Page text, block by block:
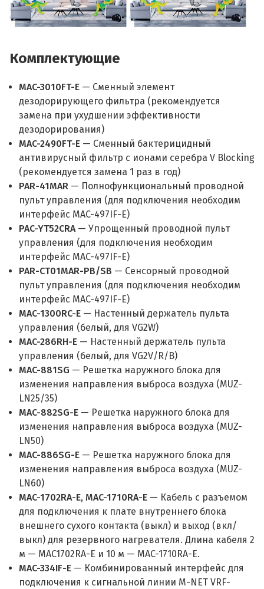
Комплектующие
MAC-3010FT-E — Сменный элемент
дезодорирующего фильтра (рекомендуется
замена при ухудшении эффективности
дезодорирования)
MAC-2490FT-E — Сменный бактерицидный
антивирусный фильтр с ионами серебра V Blocking
(рекомендуется замена 1 раз в год)
PAR-41MAR — Полнофункциональный проводной
пульт управления (для подключения необходим
интерфейс MAC-497IF-E)
PAC-YT52CRA — Упрощенный проводной пульт
управления (для подключения необходим
интерфейс MAC-497IF-E)
PAR-CT01MAR-PB/SB — Сенсорный проводной
пульт управления (для подключения необходим
интерфейс MAC-497IF-E)
MAC-1300RC-E — Настенный держатель пульта
управления (белый, для VG2W)
MAC-286RH-E — Настенный держатель пульта
управления (белый, для VG2V/R/B)
MAC-881SG — Решетка наружного блока для
изменения направления выброса воздуха (MUZ-
LN25/35)
MAC-882SG-E — Решетка наружного блока для
изменения направления выброса воздуха (MUZ-
LN50)
MAC-886SG-E — Решетка наружного блока для
изменения направления выброса воздуха (MUZ-
LN60)
MAC-1702RA-E, MAC-1710RA-E — Кабель с разъемом
для подключения к плате внутреннего блока
внешнего сухого контакта (выкл) и выход (вкл/
выкл) для резервного нагревателя. Длина кабеля 2
м — MAC1702RA-E и 10 м — MAC-1710RA-E.
MAC-334IF-E — Комбинированный интерфейс для
подключения к сигнальной линии M-NET VRF-